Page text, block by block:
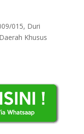
015, Duri
Khusus